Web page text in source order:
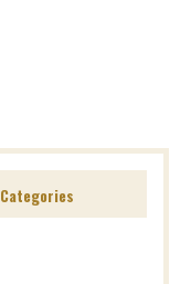
Categories